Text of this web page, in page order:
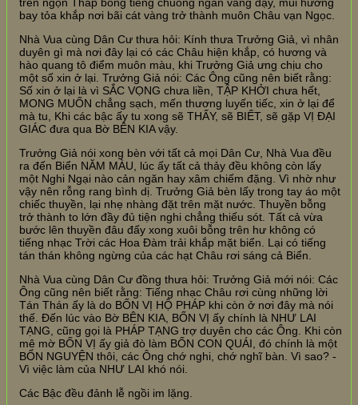
bay tỏa khắp nơi bãi cát vàng trở thành muôn Châu vạn Ngọc.
Nhà Vua cùng Dân Cư thưa hỏi: Kính thưa Trưởng Giả, vì nhân
duyên gì mà nơi đây lại có các Châu hiện khắp, có hương và
hào quang tô điểm muôn màu, khi Trưởng Giả ưng chịu cho
một số xin ở lại. Trưởng Giả nói: Các Ông cũng nên biết rằng:
Số xin ở lại là vì SẮC VỌNG chưa liền, TẬP KHỞI chưa hết,
MONG MUỐN chẳng sạch, mến thương luyến tiếc, xin ở lại để
mà tu, Khi các bậc ấy tu xong sẽ THẤY, sẽ BIẾT, sẽ gặp VỊ ĐẠI
GIÁC đưa qua Bờ BÊN KIA vậy.
Trưởng Giả nói xong bèn với tất cả mọi Dân Cư, Nhà Vua đều
ra đến Biển NĂM MÀU, lúc ấy tất cả thảy đều không còn lấy
một Nghi Ngại nào cản ngăn hay xâm chiếm đặng. Vì nhờ như
vậy nên rỗng rang bình dị. Trưởng Giả bèn lấy trong tay áo một
chiếc thuyền, lại nhẹ nhàng đặt trên mặt nước. Thuyền bỗng
trở thành to lớn đầy đủ tiện nghi chẳng thiếu sót. Tất cả vừa
bước lên thuyền đâu đấy xong xuôi bỗng trên hư không có
tiếng nhạc Trời các Hoa Đàm trải khắp mặt biển. Lại có tiếng
tán thán không ngừng của các hạt Châu rơi sáng cả Biển.
Nhà Vua cùng Dân Cư đồng thưa hỏi: Trưởng Giả mới nói: Các
Ông cũng nên biết rằng: Tiếng nhạc Châu rơi cùng những lời
Tán Thán ấy là do BỐN VỊ HỘ PHÁP khi còn ở nơi đây mà nói
thế. Đến lúc vào Bờ BÊN KIA, BỐN VỊ ấy chính là NHƯ LAI
TẠNG, cũng gọi là PHÁP TẠNG trợ duyên cho các Ông. Khi còn
mê mờ BỐN VỊ ấy giả đò làm BỐN CON QUÁI, đó chính là một
BỔN NGUYỆN thôi, các Ông chớ nghi, chớ nghĩ bàn. Vì sao? -
Vì việc làm của NHƯ LAI khó nói.
Các Bậc đều đảnh lễ ngồi im lặng.